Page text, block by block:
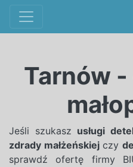
Tarnów
Jeśli szukasz usługi
zdrady małżeńskiejczy
sprawdź ofertę firmy